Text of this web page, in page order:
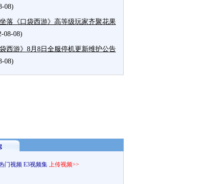
08)
落《口袋西游》高等级玩家齐聚花果
08-08)
西游》8月8日全服停机更新维护公告
08)
门视频 E3视频集 上传视频>>